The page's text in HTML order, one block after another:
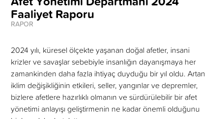
Faaliyet Raporu
RAPOR
2024 yılı, küresel ölçekte yaşanan doğal afetler, insani
krizler ve savaşlar sebebiyle insanlığın dayanışmaya her
zamankinden daha fazla ihtiyaç duyduğu bir yıl oldu. Artan
iklim değişikliğinin etkileri, seller, yangınlar ve depremler,
bizlere afetlere hazırlıklı olmanın ve sürdürülebilir bir afet
yönetimi anlayışı geliştirmenin ne kadar önemli olduğunu